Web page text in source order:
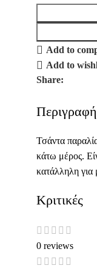
Add to
Add to
Share:
Περιγραφή
Τσάντα
κάτω μέρος.
κατάλληλη για
Κριτικές
0 reviews